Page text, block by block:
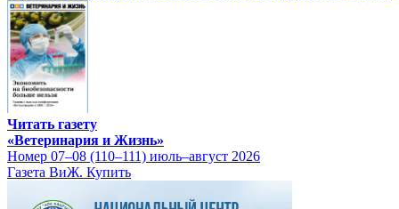
Читать газету
«Ветеринария и Жизнь»
Номер 07–08 (110–111) июль–август 2026
Газета ВиЖ. Купить